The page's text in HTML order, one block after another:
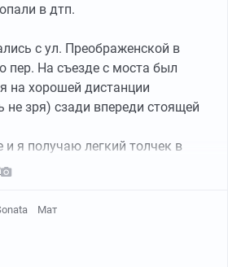
в дтп.
с ул. Преображенской в
пер. На съезде с моста был
на хорошей дистанции
не зря) сзади впереди стоящей
и я получаю легкий толчек в
Мат